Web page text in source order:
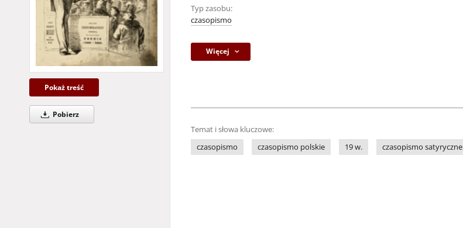
Pokaż treść
Pobierz
Typ zasobu:
czasopismo
Więcej
Temat i słowa kluczowe:
czasopismo
czasopismo polskie 19 w. czasopismo satyryczne